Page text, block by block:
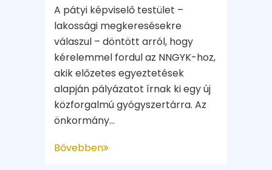
A pátyi képviselő testület –
lakossági megkeresésekre
válaszul – döntött arról, hogy
kérelemmel fordul az NNGYK-hoz,
akik előzetes egyeztetések
alapján pályázatot írnak ki egy új
közforgalmú gyógyszertárra. Az
önkormány...
Bővebben